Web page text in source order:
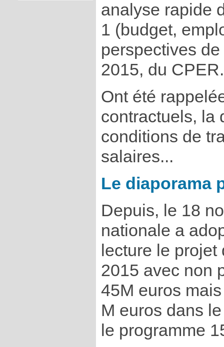
analyse rapide
1 (budget,
perspectives
2015, du CPER.
Ont été
contractuels, la
conditions de
salaires...
Le diaporama
Depuis, le 18
nationale a
lecture le
2015 avec non
45M euros
M euros dans
le programme